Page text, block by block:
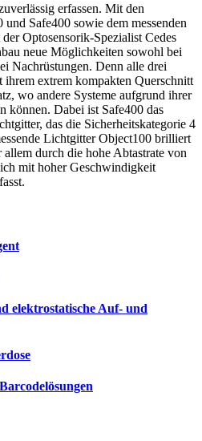
erfassen. Mit den
Safe400 sowie dem messenden
Optosensorik-Spezialist Cedes
neue Möglichkeiten sowohl bei
Nachrüstungen. Denn alle drei
extrem kompakten Querschnitt
wo andere Systeme aufgrund ihrer
können. Dabei ist Safe400 das
das die Sicherheitskategorie 4
Lichtgitter Object100 brilliert
durch die hohe Abtastrate von
mit hoher Geschwindigkeit
elektrostatische Auf- und